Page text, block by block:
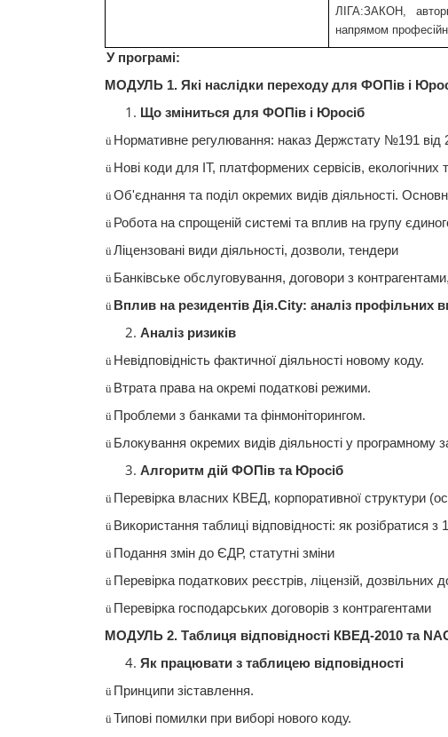
ЛІГА:ЗАКОН ,
напрямом
У програмі:
МОДУЛЬ 1. Які наслідки переходу для ФОПів і
Що зміниться для ФОПів і Юросіб
ü Нормативне регулювання: наказДержстату №191 від
ü Нові коди для IT, платформених сервісів,екологічних
ü Об'єднання та поділ окремих видів діяльності.
ü Робота наспрощеній системі та вплив на групу
ü Ліцензовані види діяльності, дозволи,тендери
ü Банківське обслуговування, договори з контрагентами,
ü Вплив на резидентів Дія.City:аналіз профільних
Аналіз ризиків
ü Невідповідність фактичної діяльності новому коду.
ü Втрата права наокремі податкові режими.
ü Проблеми з банками тафінмоніторингом.
ü Блокування окремих видів діяльності у програмному
Алгоритм дій ФОПів та Юросіб
ü Перевірка власних КВЕД, корпоративної структури (
ü Використання таблиці відповідності: як розібратися з
ü Подання змін доЄДР,статутні зміни
ü Перевірка податкових реєстрів, ліцензій, дозвільних
ü Перевірка господарських договорів з контрагентами
МОДУЛЬ 2. Таблиця відповідності КВЕД-2010 та
Як працювати з таблицею відповідності
ü Принципи зіставлення.
ü Типові помилки при виборі нового коду.